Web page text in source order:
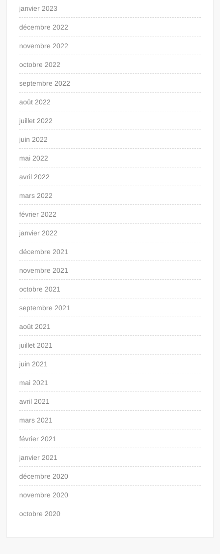
janvier 2023
décembre 2022
novembre 2022
octobre 2022
septembre 2022
août 2022
juillet 2022
juin 2022
mai 2022
avril 2022
mars 2022
février 2022
janvier 2022
décembre 2021
novembre 2021
octobre 2021
septembre 2021
août 2021
juillet 2021
juin 2021
mai 2021
avril 2021
mars 2021
février 2021
janvier 2021
décembre 2020
novembre 2020
octobre 2020